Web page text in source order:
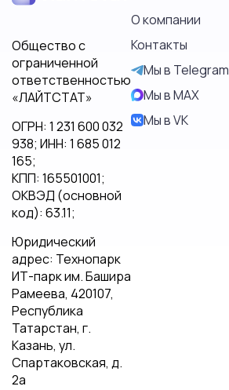
Общество с
ограниченной
ответственностью
«ЛАЙТСТАТ»
ОГРН: 1 231 600 032
938; ИНН: 1 685 012
165;
КПП: 165501001;
ОКВЭД (основной
код): 63.11;
Юридический
адрес: Технопарк
ИТ-парк им. Башира
Рамеева, 420107,
Республика
Татарстан, г.
Казань, ул.
Спартаковская, д.
2а
О компании
Контакты
Мы в Telegram
Мы в MAX
Мы в VK